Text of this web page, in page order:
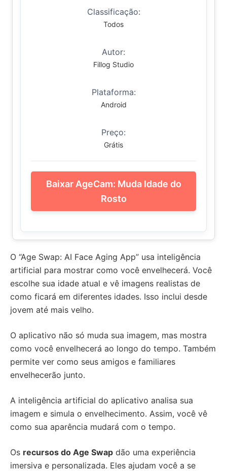
Classificação:
Todos
Autor:
Fillog Studio
Plataforma:
Android
Preço:
Grátis
Baixar AgeCam: Muda Idade do
Rosto
O “Age Swap: AI Face Aging App” usa inteligência
artificial para mostrar como você envelhecerá. Você
escolhe sua idade atual e vê imagens realistas de
como ficará em diferentes idades. Isso inclui desde
jovem até mais velho.
O aplicativo não só muda sua imagem, mas mostra
como você envelhecerá ao longo do tempo. Também
permite ver como seus amigos e familiares
envelhecerão junto.
A inteligência artificial do aplicativo analisa sua
imagem e simula o envelhecimento. Assim, você vê
como sua aparência mudará com o tempo.
Os recursos do Age Swap dão uma experiência
imersiva e personalizada. Eles ajudam você a se